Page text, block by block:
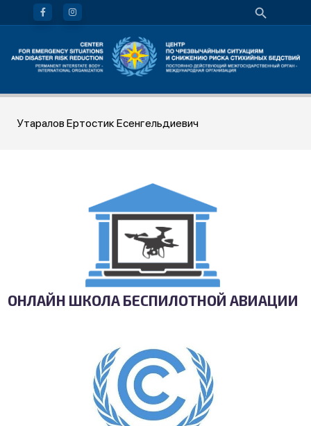
Утаралов Ертостик Есенгельдиевич
ОНЛАЙН ШКОЛА БЕСПИЛОТНОЙ АВИАЦИИ